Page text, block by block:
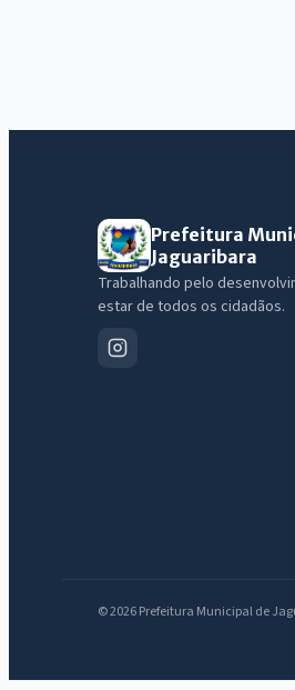
Prefeitura
Jaguaribara
Trabalhando pelo
estar de todos os cidadãos.
© 2026 Prefeitura Municipal de